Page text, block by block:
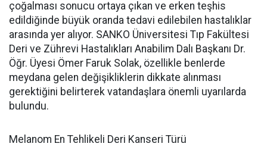
çoğalması sonucu ortaya çıkan ve erken teşhis
edildiğinde büyük oranda tedavi edilebilen hastalıklar
arasında yer alıyor. SANKO Üniversitesi Tıp Fakültesi
Deri ve Zührevi Hastalıkları Anabilim Dalı Başkanı Dr.
Öğr. Üyesi Ömer Faruk Solak, özellikle benlerde
meydana gelen değişikliklerin dikkate alınması
gerektiğini belirterek vatandaşlara önemli uyarılarda
bulundu.
Melanom En Tehlikeli Deri Kanseri Türü